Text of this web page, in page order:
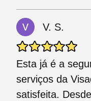
V. S.
Esta já é a
serviços da
satisfeita.